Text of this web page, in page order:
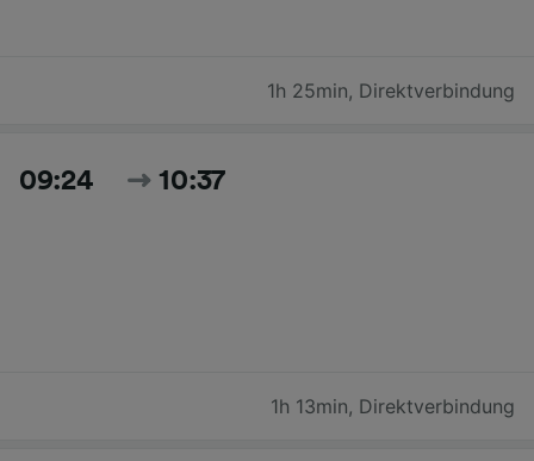
1h 25min, Direktverbindung
09:24 10:37
1h 13min, Direktverbindung